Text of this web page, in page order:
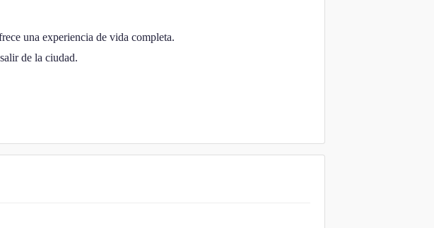
una experiencia de vida completa.
de la ciudad.